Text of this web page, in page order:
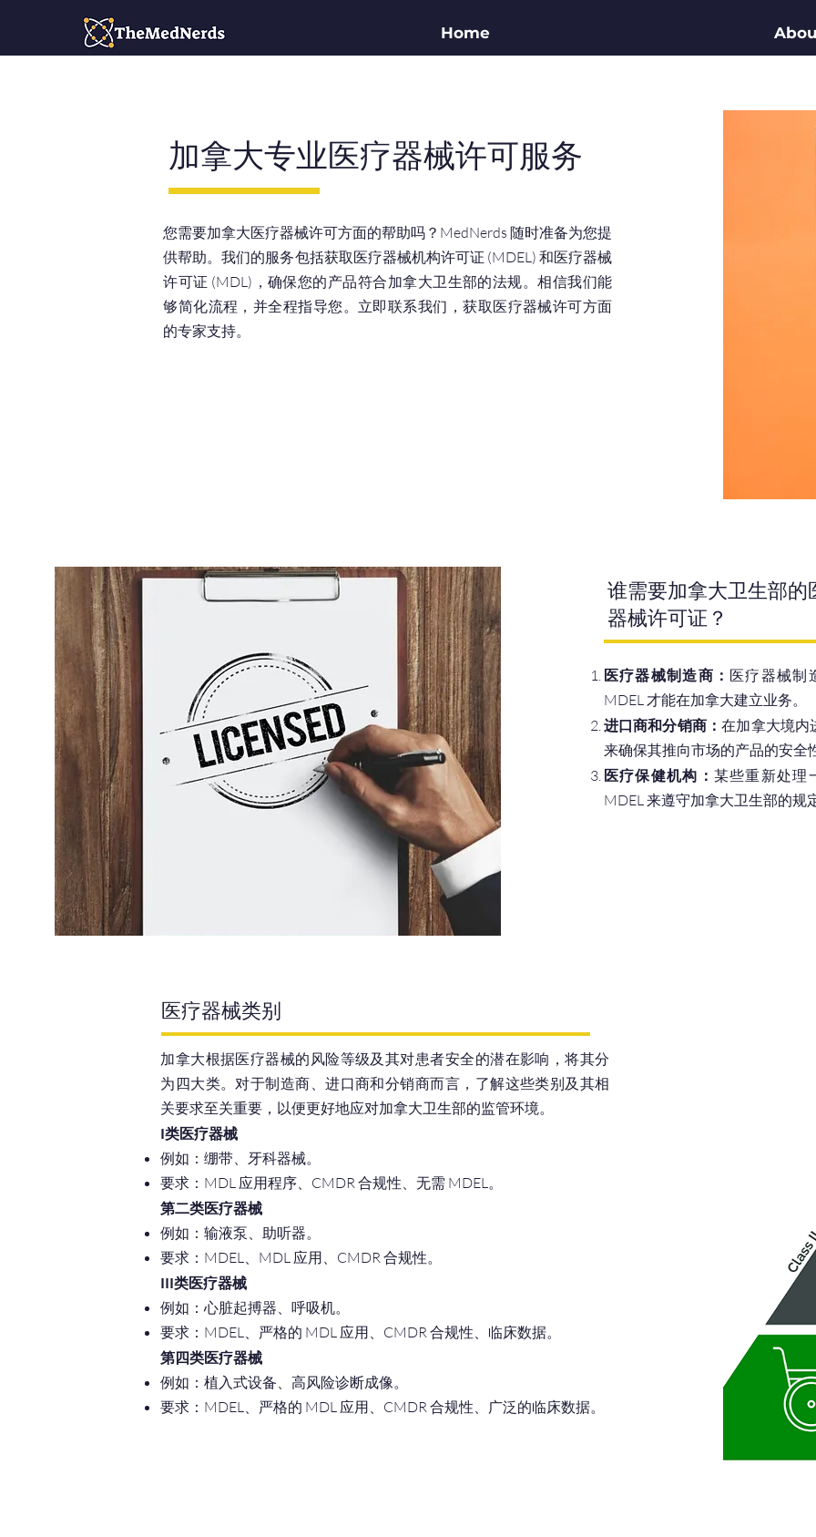
Home
加拿大专业医疗器械许可服务
您需要加拿大医疗器械许可方面的帮助吗？MedNerds 随时准备为您提
供帮助。我们的服务包括获取医疗器械机构许可证 (MDEL) 和医疗器械
许可证 (MDL)，确保您的产品符合加拿大卫生部的法规。相信我们能
够简化流程，并全程指导您。立即联系我们，获取医疗器械许可方面
的专家支持。
。我们可以指导您了解医疗器械最终授权清单 (MDEL) 的列名、MDEL 许可流程、医疗器械法规以及 MDL
谁需要加拿大卫生部
器械许可证？
医疗器械制造商： 医疗器械制
MDEL 才能在加拿大建立业务。
进口商和分销商：在加拿大境内
来确保其推向市场的产品的安全
医疗保健机构： 某些重新处理
MDEL 来遵守加拿大卫生部的规
医疗器械类别
加拿大根据医疗器械的风险等级及其对患者安全的潜在影响，将其分
为四大类。对于制造商、进口商和分销商而言，了解这些类别及其相
关要求至关重要，以便更好地应对加拿大卫生部的监管环境。
I类医疗器械
例如：绷带、牙科器械。
要求：MDL 应用程序、CMDR 合规性、无需 MDEL。
第二类医疗器械
例如：输液泵、助听器。
要求：MDEL、MDL 应用、CMDR 合规性。
III类医疗器械
例如：心脏起搏器、呼吸机。
要求：MDEL、严格的 MDL 应用、CMDR 合规性、临床数据。
第四类医疗器械
例如：植入式设备、高风险诊断成像。
要求：MDEL、严格的 MDL 应用、CMDR 合规性、广泛的临床数据。